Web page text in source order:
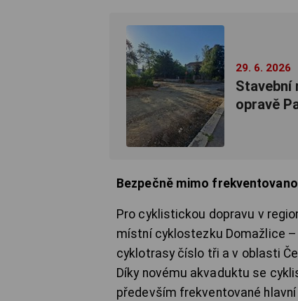
29. 6. 2026
Stavební
opravě
Bezpečně mimo
Pro cyklistickou dopravu v
místní cyklostezku Domažlice
cyklotrasy číslo tři a v oblasti
Díky novému akvaduktu se
především frekventované